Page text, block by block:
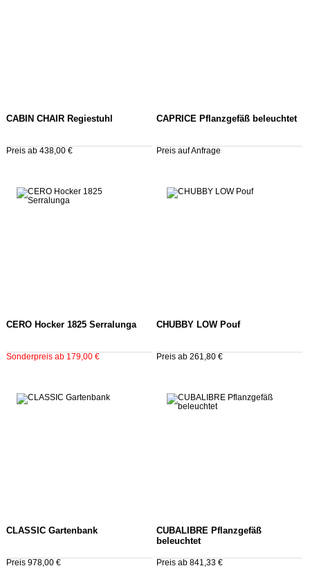
CABIN CHAIR Regiestuhl
Preis ab 438,00 €
CAPRICE Pflanzgefäß beleuchtet
Preis auf Anfrage
CERO Hocker 1825 Serralunga
Sonderpreis ab 179,00 €
CHUBBY LOW Pouf
Preis ab 261,80 €
CLASSIC Gartenbank
Preis 978,00 €
CUBALIBRE Pflanzgefäß
beleuchtet
Preis ab 841,33 €